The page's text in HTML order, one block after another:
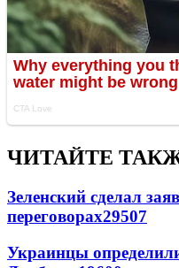
ЧИТАЙТЕ
Зеленский сделал
переговорах29507
Украинцы